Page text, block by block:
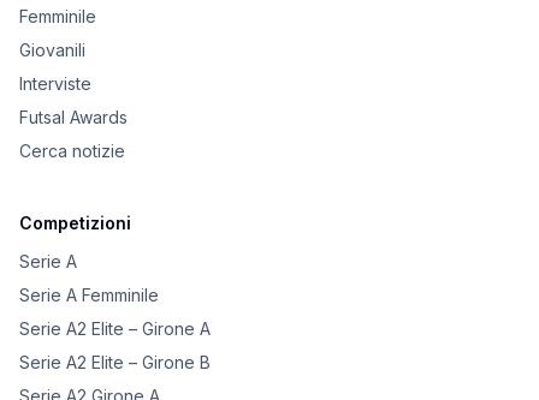
Femminile
Giovanili
Interviste
Futsal Awards
Cerca notizie
Competizioni
Serie A
Serie A Femminile
Serie A2 Elite – Girone A
Serie A2 Elite – Girone B
Serie A2 Girone A